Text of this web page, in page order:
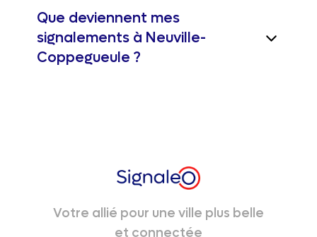
Que deviennent mes
signalements à Neuville-
Coppegueule ?
Votre allié pour une ville plus belle
et connectée